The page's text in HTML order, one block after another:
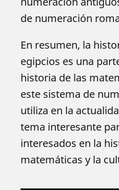
de numeración
En resumen, la
egipcios es una
historia de las
este sistema de
utiliza en la
tema interesante
interesados en la
matemáticas y la